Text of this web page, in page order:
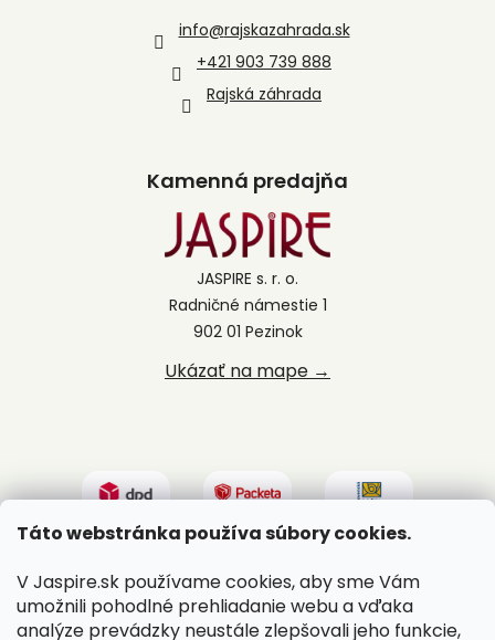
Táto webstránka používa súbory cookies.
V Jaspire.sk používame cookies, aby sme Vám
umožnili pohodlné prehliadanie webu a vďaka
analýze prevádzky neustále zlepšovali jeho funkcie,
info@rajskazahrada.sk
+421 903 739 888
Rajská záhrada
Kamenná predajňa
JASPIRE s. r. o.
Radničné námestie 1
902 01 Pezinok
Ukázať na mape →